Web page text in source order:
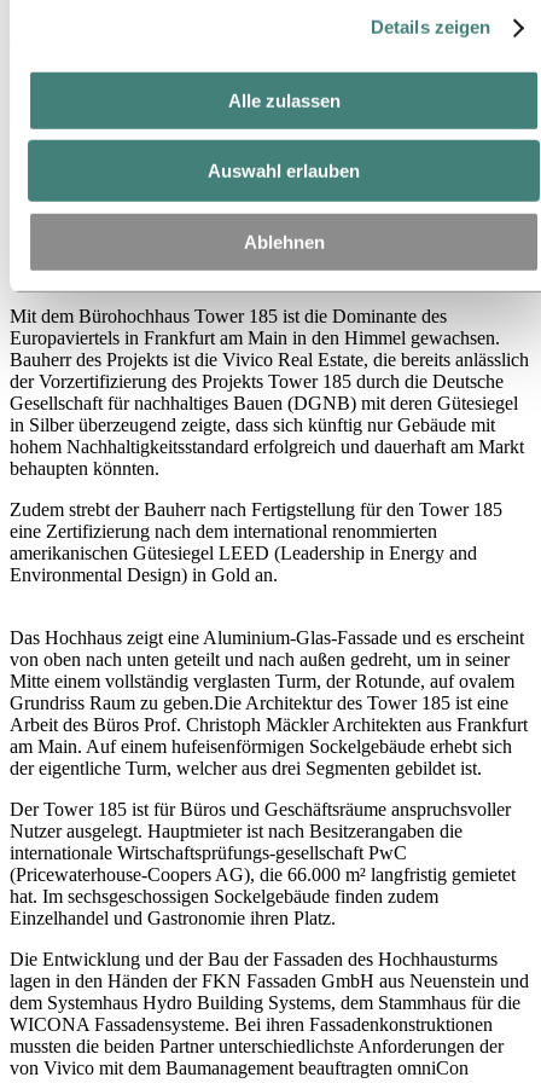
Details zeigen
Alle zulassen
Auswahl erlauben
Ablehnen
riesige Tower 185. Ein anspruchsvoller Gebäudekomplex, ein neues
Wahrzeichen der Stadt. Das Gebäude ist bereits DGNB-
vorzertifiziert und soll das Umweltlabel Leed Gold erhalten.
Systemhaus Hydro Building Systems zwei WICONA Element-
fassadenanwendungen, welche die maßgeschneiderte Erstellung für
27.000 m2 Fassadenfläche termin- und budgetgerecht
gewährleisteten.
Mit dem Bürohochhaus Tower 185 ist die Dominante des
Europaviertels in Frankfurt am Main in den Himmel gewachsen.
Bauherr des Projekts ist die Vivico Real Estate, die bereits anlässlich
der Vorzertifizierung des Projekts Tower 185 durch die Deutsche
Gesellschaft für nachhaltiges Bauen (DGNB) mit deren Gütesiegel
in Silber überzeugend zeigte, dass sich künftig nur Gebäude mit
hohem Nachhaltigkeitsstandard erfolgreich und dauerhaft am Markt
behaupten könnten.
Zudem strebt der Bauherr nach Fertigstellung für den Tower 185
eine Zertifizierung nach dem international renommierten
amerikanischen Gütesiegel LEED (Leadership in Energy and
Environmental Design) in Gold an.
Das Hochhaus zeigt eine Aluminium-Glas-Fassade und es erscheint
von oben nach unten geteilt und nach außen gedreht, um in seiner
Mitte einem vollständig verglasten Turm, der Rotunde, auf ovalem
Grundriss Raum zu geben.Die Architektur des Tower 185 ist eine
Arbeit des Büros Prof. Christoph Mäckler Architekten aus Frankfurt
am Main. Auf einem hufeisenförmigen Sockelgebäude erhebt sich
der eigentliche Turm, welcher aus drei Segmenten gebildet ist.
Der Tower 185 ist für Büros und Geschäftsräume anspruchsvoller
Nutzer ausgelegt. Hauptmieter ist nach Besitzerangaben die
internationale Wirtschaftsprüfungs-gesellschaft PwC
(Pricewaterhouse-Coopers AG), die 66.000 m² langfristig gemietet
hat. Im sechsgeschossigen Sockelgebäude finden zudem
Einzelhandel und Gastronomie ihren Platz.
Die Entwicklung und der Bau der Fassaden des Hochhausturms
lagen in den Händen der FKN Fassaden GmbH aus Neuenstein und
dem Systemhaus Hydro Building Systems, dem Stammhaus für die
WICONA Fassadensysteme. Bei ihren Fassadenkonstruktionen
mussten die beiden Partner unterschiedlichste Anforderungen der
von Vivico mit dem Baumanagement beauftragten omniCon